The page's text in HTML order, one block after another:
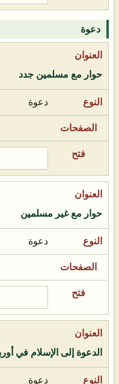
دعوة
حوار مع مسلمين جدد
دعوة
حوار مع غير مسلمين
دعوة
الدعوة إلى الإسلام في
دعوة